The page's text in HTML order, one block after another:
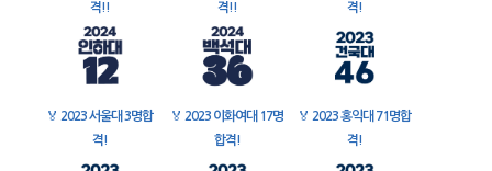
격!!
격!!
격!
🏅 2023 서울대 3명합
격!
🏅 2023 이화여대 17명
합격!
🏅 2023 홍익대 71명합
격!